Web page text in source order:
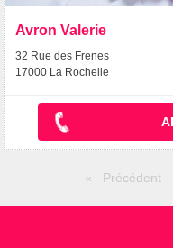
Avron Valerie
32 Rue des Frenes
17000 La Rochelle
Précédent